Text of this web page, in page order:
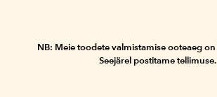
NB: Meie toodete valmistamise ooteaeg on
Seejärel postitame tellimuse.